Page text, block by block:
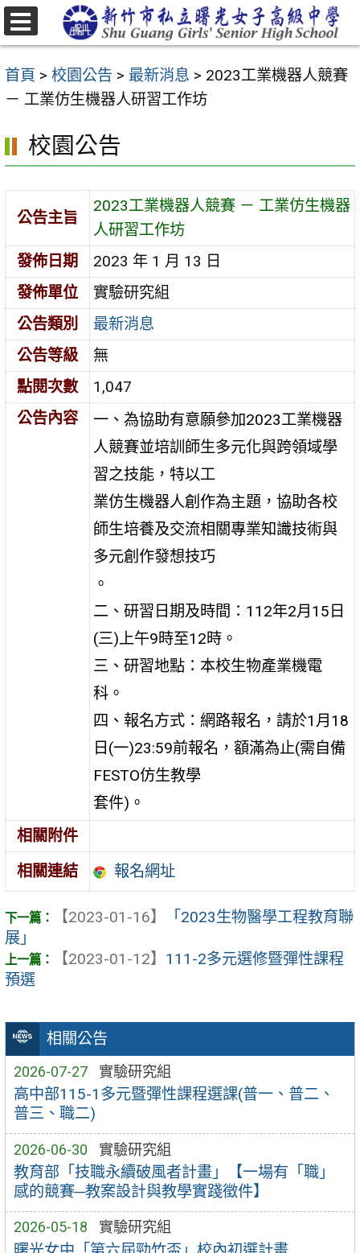
跳
至
要
區
首頁 > 校園公告 > 最新消息 > 2023工業機器人競賽
－ 工業仿生機器人研習工作坊
相關公告
2026-07-27 實驗研究組
高中部115-1多元暨彈性課程選課(普一、普二、
普三、職二)
2026-06-30 實驗研究組
教育部「技職永續破風者計畫」【一場有「職」
感的競賽─教案設計與教學實踐徵件】
2026-05-18 實驗研究組
校園公告
公告主旨
2023工業機器人競賽 － 工業仿生機器
人研習工作坊
發佈日期
2023 年 1 月 13 日
發佈單位
實驗研究組
公告類別
最新消息
公告等級
無
點閱次數
1,047
公告內容
一、為協助有意願參加2023工業機器
人競賽並培訓師生多元化與跨領域學
習之技能，特以工
業仿生機器人創作為主題，協助各校
師生培養及交流相關專業知識技術與
多元創作發想技巧
。
二、研習日期及時間：112年2月15日
(三)上午9時至12時。
三、研習地點：本校生物產業機電
科。
四、報名方式：網路報名，請於1月18
日(一)23:59前報名，額滿為止(需自備
FESTO仿生教學
套件)。
相關附件
相關連結
報名網址
【2023-01-16】
「2023生物醫學工程教育聯
展」
【2023-01-12】 111-2多元選修暨彈性課程
預選
選
單